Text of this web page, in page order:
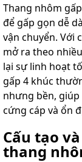
Thang nhôm
để gấp gọn dễ
vận chuyển. Với
mở ra theo
lại sự linh hoạt
gấp 4 khúc
nhưng bền,
cứng cáp và ổn
Cấu tạo
thang